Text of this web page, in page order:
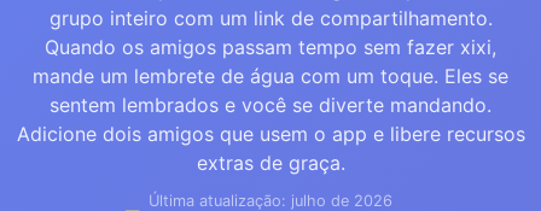
grupo inteiro com um link de compartilhamento.
Quando os amigos passam tempo sem fazer xixi,
mande um lembrete de água com um toque. Eles se
sentem lembrados e você se diverte mandando.
Adicione dois amigos que usem o app e libere recursos
extras de graça.
Última atualização: julho de 2026